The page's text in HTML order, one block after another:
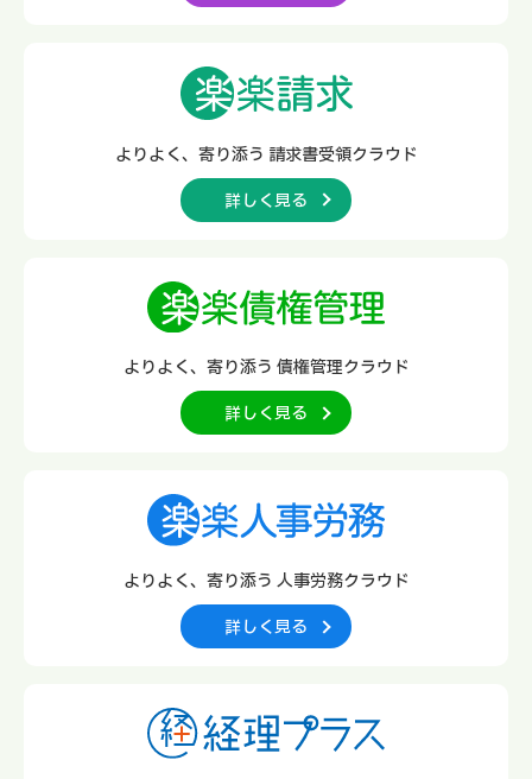
よりよく、寄り添う 請求書受領クラウド
詳しく見る
よりよく、寄り添う 債権管理クラウド
詳しく見る
よりよく、寄り添う 人事労務クラウド
詳しく見る